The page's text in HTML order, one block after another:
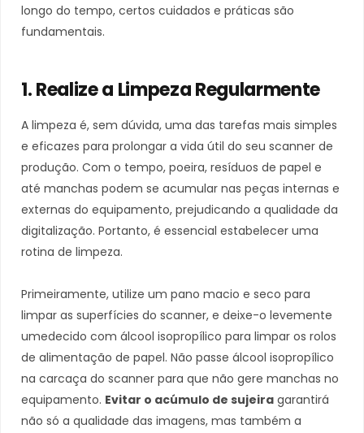
longo do tempo, certos cuidados e práticas são
fundamentais.
1. Realize a Limpeza Regularmente
A limpeza é, sem dúvida, uma das tarefas mais simples
e eficazes para prolongar a vida útil do seu scanner de
produção. Com o tempo, poeira, resíduos de papel e
até manchas podem se acumular nas peças internas e
externas do equipamento, prejudicando a qualidade da
digitalização. Portanto, é essencial estabelecer uma
rotina de limpeza.
Primeiramente, utilize um pano macio e seco para
limpar as superfícies do scanner, e deixe-o levemente
umedecido com álcool isopropílico para limpar os rolos
de alimentação de papel. Não passe álcool isopropílico
na carcaça do scanner para que não gere manchas no
equipamento. Evitar o acúmulo de sujeira garantirá
não só a qualidade das imagens, mas também a